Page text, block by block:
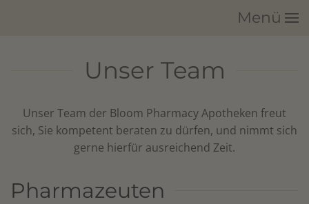
Menü
Unser Team
Unser Team der Bloom Pharmacy Apotheken freut
sich, Sie kompetent beraten zu dürfen, und nimmt sich
gerne hierfür ausreichend Zeit.
Pharmazeuten